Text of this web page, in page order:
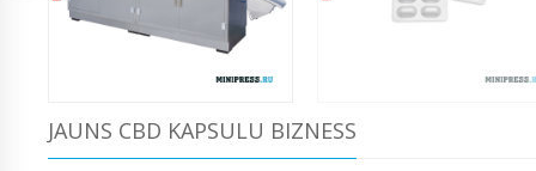
JAUNS CBD KAPSULU BIZNESS